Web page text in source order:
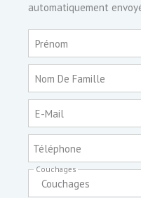
automatiquement
Prénom
Nom De Famille
E-Mail
Téléphone
Couchages
Couchages